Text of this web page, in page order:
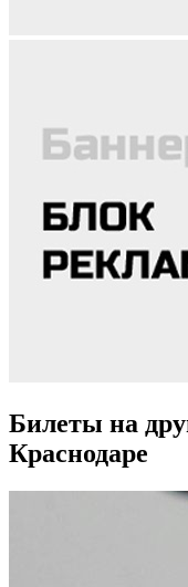
Билеты на
Краснодаре